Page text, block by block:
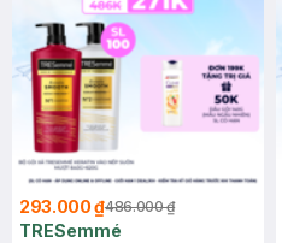
293.000 ₫486.000 ₫
TRESemmé